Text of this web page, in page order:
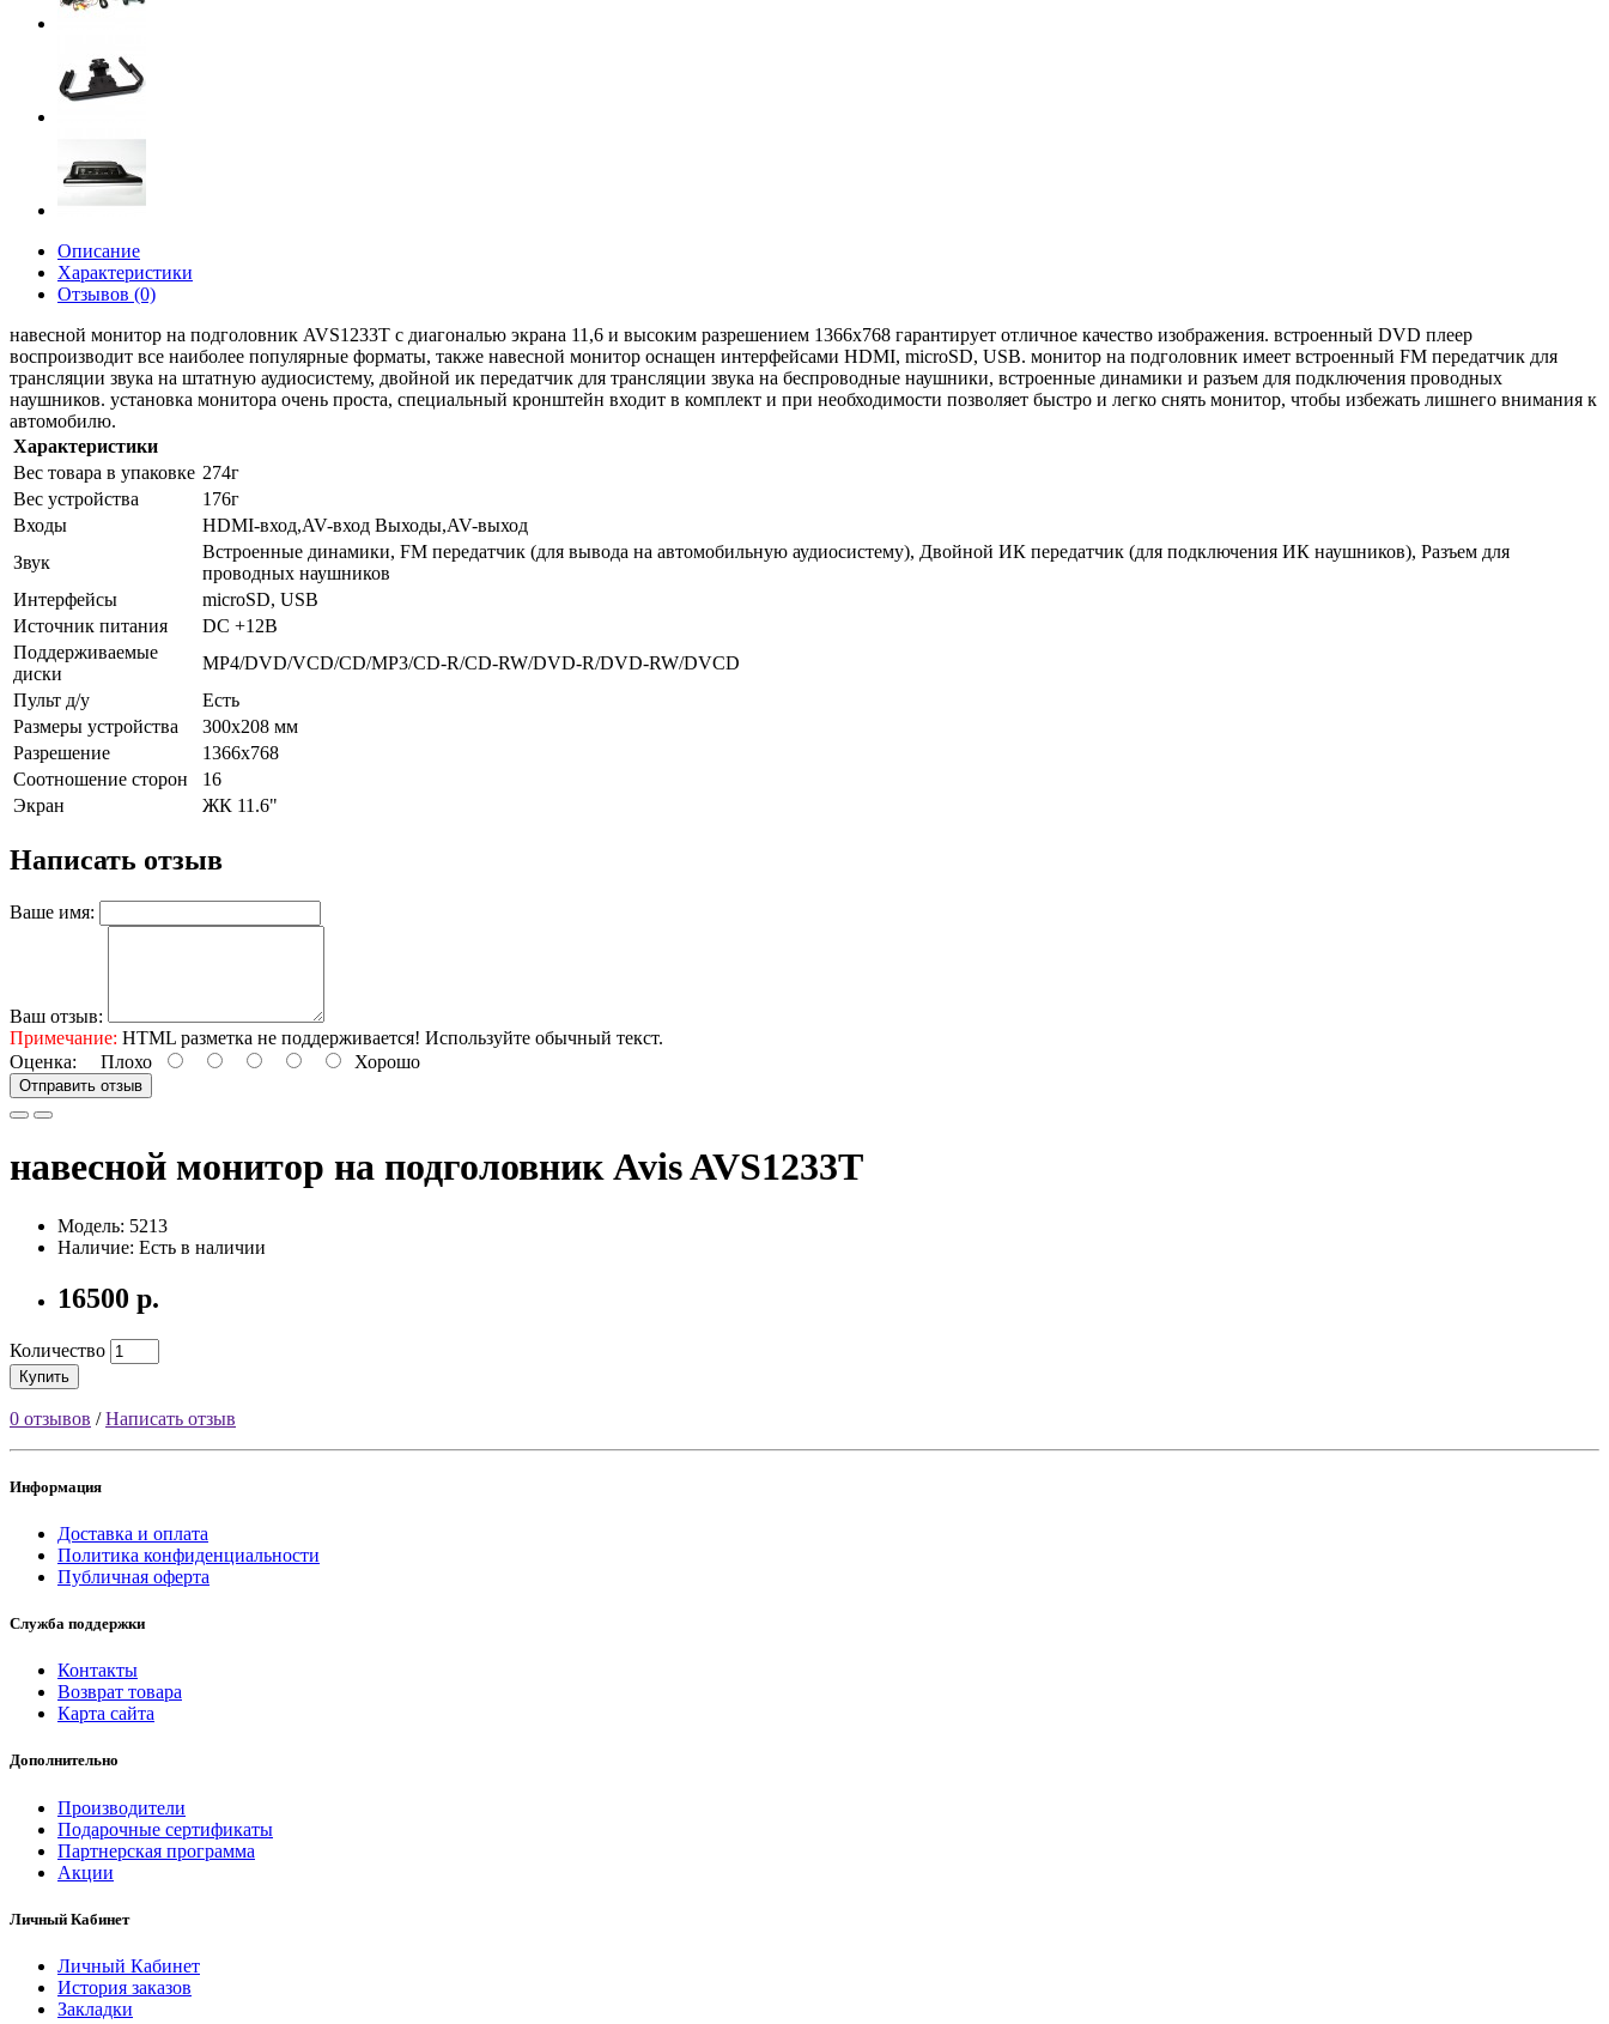
Описание
Характеристики
Отзывов (0)
навесной монитор на подголовник AVS1233T с диагональю экрана 11,6 и высоким разрешением 1366х768 гарантирует отличное качество изображения. встроенный DVD плеер
воспроизводит все наиболее популярные форматы, также навесной монитор оснащен интерфейсами HDMI, microSD, USB. монитор на подголовник имеет встроенный FM передатчик для
трансляции звука на штатную аудиосистему, двойной ик передатчик для трансляции звука на беспроводные наушники, встроенные динамики и разъем для подключения проводных
наушников. установка монитора очень проста, специальный кронштейн входит в комплект и при необходимости позволяет быстро и легко снять монитор, чтобы избежать лишнего внимания к
автомобилю.
Характеристики
Вес товара в упаковке 274г
Вес устройства
176г
Входы
HDMI-вход,AV-вход Выходы,AV-выход
Звук
Встроенные динамики, FM передатчик (для вывода на автомобильную аудиосистему), Двойной ИК передатчик (для подключения ИК наушников), Разъем для
проводных наушников
Интерфейсы
microSD, USB
Источник питания
DC +12В
Поддерживаемые
диски
MP4/DVD/VCD/CD/MP3/CD-R/CD-RW/DVD-R/DVD-RW/DVCD
Пульт д/у
Есть
Размеры устройства
300x208 мм
Разрешение
1366х768
Соотношение сторон
16
Экран
ЖК 11.6"
Написать отзыв
Ваше имя:
Ваш отзыв:
Примечание: HTML разметка не поддерживается! Используйте обычный текст.
Оценка: Плохо Хорошо
Отправить отзыв
навесной монитор на подголовник Avis AVS1233T
Модель: 5213
Наличие: Есть в наличии
16500 р.
Количество
Купить
0 отзывов /Написать отзыв
Информация
Доставка и оплата
Политика конфиденциальности
Публичная оферта
Служба поддержки
Контакты
Возврат товара
Карта сайта
Дополнительно
Производители
Подарочные сертификаты
Партнерская программа
Акции
Личный Кабинет
Личный Кабинет
История заказов
Закладки